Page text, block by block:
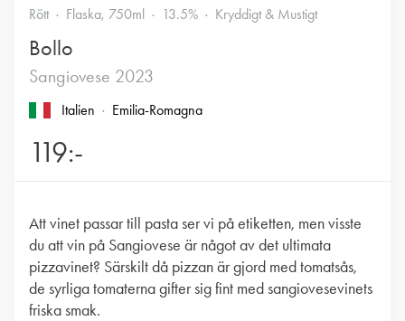
Rött Flaska, 750ml 13.5% Kryddigt & Mustigt
Bollo
Sangiovese 2023
Italien Emilia-Romagna
119:-
Att vinet passar till pasta ser vi på etiketten, men visste
du att vin på Sangiovese är något av det ultimata
pizzavinet? Särskilt då pizzan är gjord med tomatsås,
de syrliga tomaterna gifter sig fint med sangiovesevinets
friska smak.